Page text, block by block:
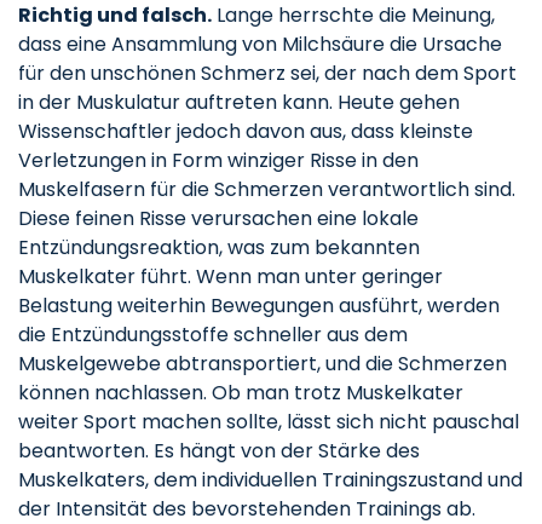
Richtig und falsch. Lange herrschte die Meinung,
dass eine Ansammlung von Milchsäure die Ursache
für den unschönen Schmerz sei, der nach dem Sport
in der Muskulatur auftreten kann. Heute gehen
Wissenschaftler jedoch davon aus, dass kleinste
Verletzungen in Form winziger Risse in den
Muskelfasern für die Schmerzen verantwortlich sind.
Diese feinen Risse verursachen eine lokale
Entzündungsreaktion, was zum bekannten
Muskelkater führt. Wenn man unter geringer
Belastung weiterhin Bewegungen ausführt, werden
die Entzündungsstoffe schneller aus dem
Muskelgewebe abtransportiert, und die Schmerzen
können nachlassen. Ob man trotz Muskelkater
weiter Sport machen sollte, lässt sich nicht pauschal
beantworten. Es hängt von der Stärke des
Muskelkaters, dem individuellen Trainingszustand und
der Intensität des bevorstehenden Trainings ab.